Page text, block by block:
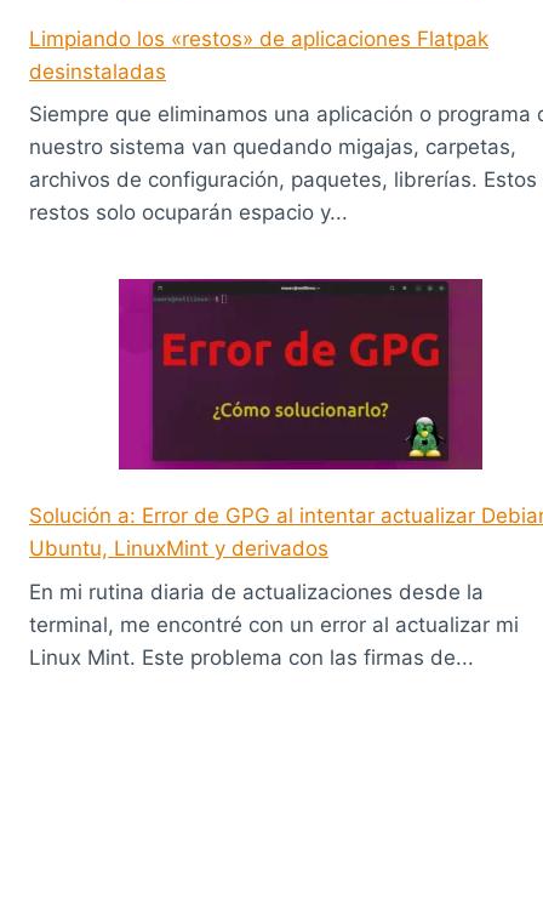
Limpiando los «restos» de aplicaciones Flatpak
desinstaladas
Siempre que eliminamos una aplicación o programa
nuestro sistema van quedando migajas, carpetas,
archivos de configuración, paquetes, librerías. Estos
restos solo ocuparán espacio y...
Solución a: Error de GPG al intentar actualizar
Ubuntu, LinuxMint y derivados
En mi rutina diaria de actualizaciones desde la
terminal, me encontré con un error al actualizar mi
Linux Mint. Este problema con las firmas de...